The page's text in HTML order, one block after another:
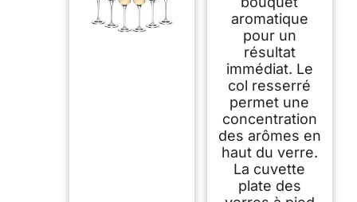
aromatique
pour un
résultat
immédiat. Le
col resserré
permet une
concentration
des arômes en
haut du verre.
La cuvette
plate des